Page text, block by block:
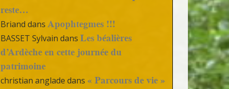
reste…
Briand dansApophtegmes !!!
BASSET Sylvain dansLes béalières
d’Ardèche en cette journée du
patrimoine
christian anglade dans « Parcours de vie »